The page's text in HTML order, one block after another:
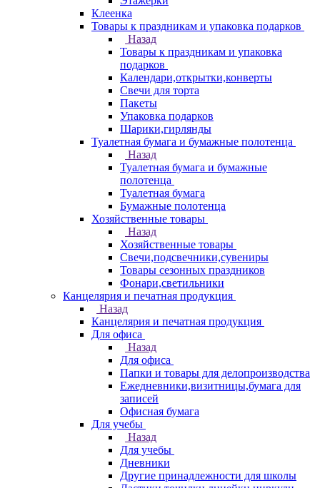
Клеенка
Товары к праздникам и упаковка подарков
Назад
Товары к праздникам и упаковка
подарков
Календари,открытки,конверты
Свечи для торта
Пакеты
Упаковка подарков
Шарики,гирлянды
Туалетная бумага и бумажные полотенца
Назад
Туалетная бумага и бумажные
полотенца
Туалетная бумага
Бумажные полотенца
Хозяйственные товары
Назад
Хозяйственные товары
Свечи,подсвечники,сувениры
Товары сезонных праздников
Фонари,светильники
Канцелярия и печатная продукция
Назад
Канцелярия и печатная продукция
Для офиса
Назад
Для офиса
Папки и товары для делопроизводства
Ежедневники,визитницы,бумага для
записей
Офисная бумага
Для учебы
Назад
Для учебы
Дневники
Другие принадлежности для школы